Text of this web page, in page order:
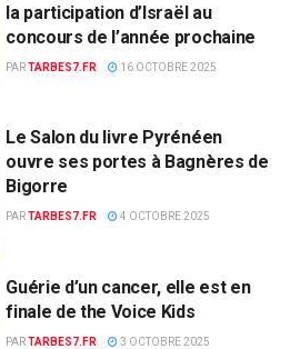
la participation d’Israël au
concours de l’année prochaine
PARTARBES7.FR 16 OCTOBRE 2025
Le Salon du livre Pyrénéen
ouvre ses portes à Bagnères de
Bigorre
PARTARBES7.FR 4 OCTOBRE 2025
Guérie d’un cancer, elle est en
finale de the Voice Kids
PARTARBES7.FR 3 OCTOBRE 2025